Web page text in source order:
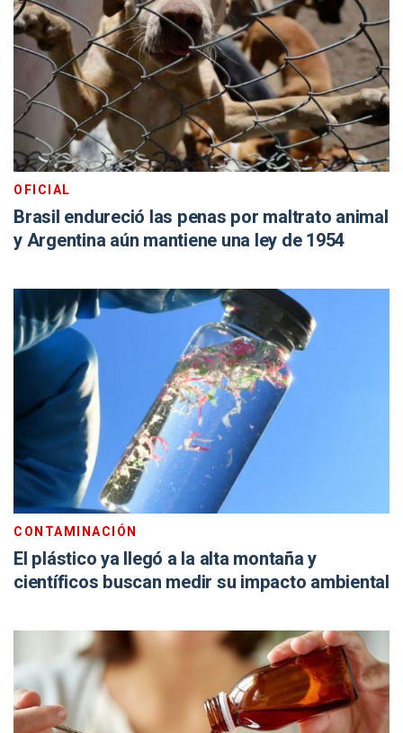
OFICIAL
Brasil endureció las penas por maltrato animal
y Argentina aún mantiene una ley de 1954
CONTAMINACIÓN
El plástico ya llegó a la alta montaña y
científicos buscan medir su impacto ambiental